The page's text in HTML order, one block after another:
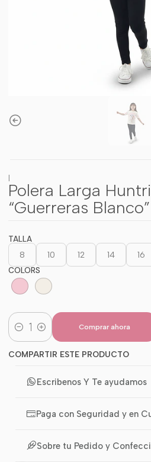
|
Polera Larga
“Guerreras
TALLA
8 10 12 14 16
COLORS
Cantidad
Comprar ahora
COMPARTIR ESTE PRODUCTO
Escribenos Y Te ayudamos
Paga con Seguridad y en
Sobre tu Pedido y